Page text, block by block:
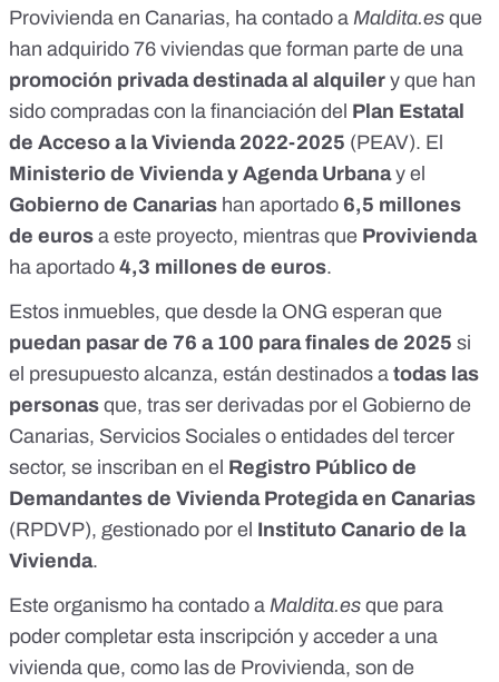
Provivienda en Canarias, ha contado a Maldita.es que
han adquirido 76 viviendas que forman parte de una
promoción privada destinada al alquiler y que han
sido compradas con la financiación del Plan Estatal
de Acceso a la Vivienda 2022-2025 (PEAV). El
Ministerio de Vivienda y Agenda Urbanay el
Gobierno de Canarias han aportado 6,5 millones
de euros a este proyecto, mientras que Provivienda
ha aportado 4,3 millones de euros.
Estos inmuebles, que desde la ONG esperan que
puedan pasar de 76 a 100 para finales de 2025 si
el presupuesto alcanza, están destinados a todas las
personas que, tras ser derivadas por el Gobierno de
Canarias, Servicios Sociales o entidades del tercer
sector, se inscriban en el Registro Público de
Demandantes de Vivienda Protegida en Canarias
(RPDVP), gestionado por el Instituto Canario de la
Vivienda.
Este organismo ha contado a Maldita.es que para
poder completar esta inscripción y acceder a una
vivienda que, como las de Provivienda, son de